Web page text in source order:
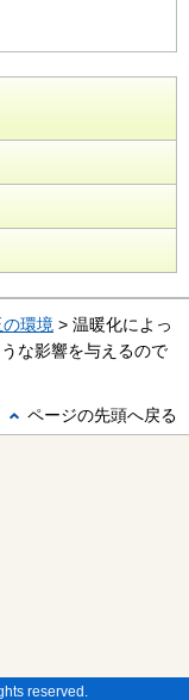
環境 > 温暖化によっ
な影響を与えるので
ページの先頭へ戻る
reserved.